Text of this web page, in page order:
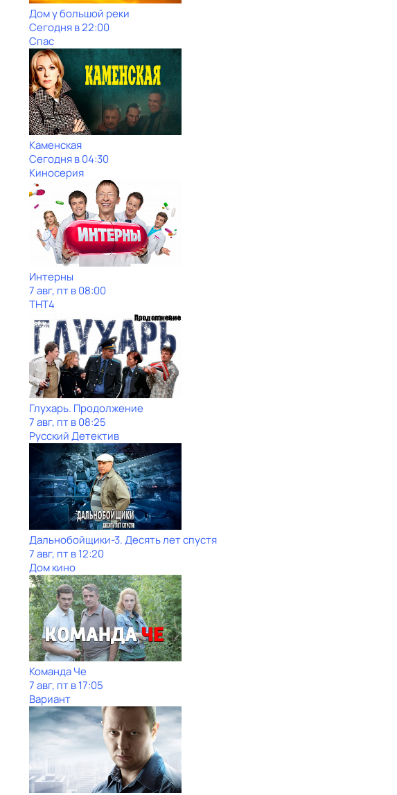
Дом у большой реки
Сегодня в 22:00
Спас
Каменская
Сегодня в 04:30
Киносерия
Интерны
7 авг, пт в 08:00
ТНТ4
Глухарь. Продолжение
7 авг, пт в 08:25
Русский Детектив
Дальнобойщики-3. Десять лет спустя
7 авг, пт в 12:20
Дом кино
Команда Че
7 авг, пт в 17:05
Вариант